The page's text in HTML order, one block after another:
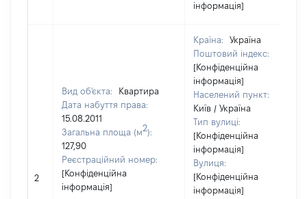
інформація]
2
Вид об'єкта:
Квартира
Дата набуття права:
15.08.2011
Загальна площа (м2):
127,90
Реєстраційний номер:
[Конфіденційна
інформація]
Країна:
Україна
Поштовий індекс:
[Конфіденційна
інформація]
Населений пункт:
Київ / Україна
Тип вулиці:
[Конфіденційна
інформація]
Вулиця:
[Конфіденційна
інформація]